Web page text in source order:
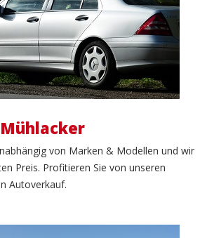
von Marken & Modellen und wir
Preis. Profitieren Sie von unseren
Autoverkauf.